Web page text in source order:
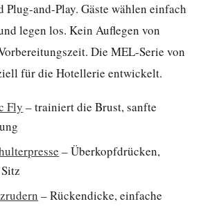
Plug-and-Play. Gäste wählen einfach
legen los. Kein Auflegen von
Die MEL-Serie von
für die Hotellerie entwickelt.
Fly – trainiert die Brust, sanfte
– Überkopfdrücken,
– Rückendicke, einfache